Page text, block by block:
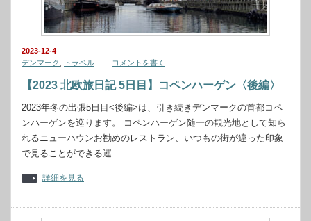
2023-12-4
デンマーク
トラベル コメントを書く
【2023 北欧旅日記 5日目】コペンハーゲン〈後編〉
2023年冬の出張5日目<後編>は、引き続きデンマークの首都コペ
ンハーゲンを巡ります。 コペンハーゲン随一の観光地として知ら
れるニューハウンお勧めのレストラン、いつもの街が違った印象
で見ることができる運…
詳細を見る